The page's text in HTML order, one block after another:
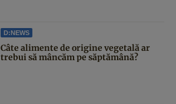
D:NEWS
Câte alimente de origine vegetală ar
trebui să mâncăm pe săptămână?